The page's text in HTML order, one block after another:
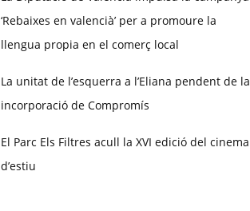
‘Rebaixes en valencià’ per a promoure la
llengua propia en el comerç local
La unitat de l’esquerra a l’Eliana pendent de la
incorporació de Compromís
El Parc Els Filtres acull la XVI edició del cinema
d’estiu